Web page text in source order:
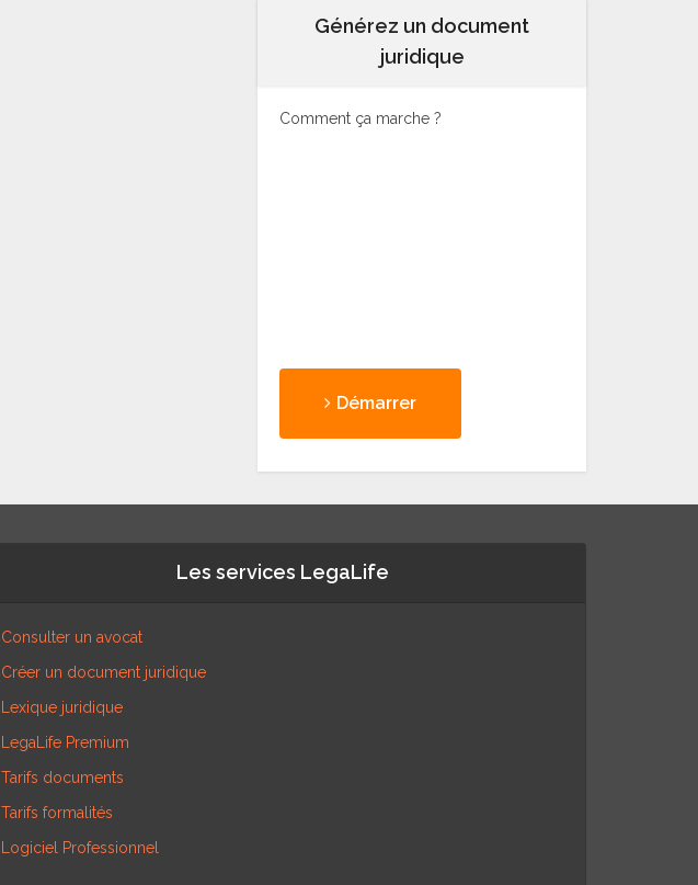
Générez un document
juridique
Comment ça marche ?
Démarrer
Les services LegaLife
Consulter un avocat
Créer un document juridique
Lexique juridique
LegaLife Premium
Tarifs documents
Tarifs formalités
Logiciel Professionnel